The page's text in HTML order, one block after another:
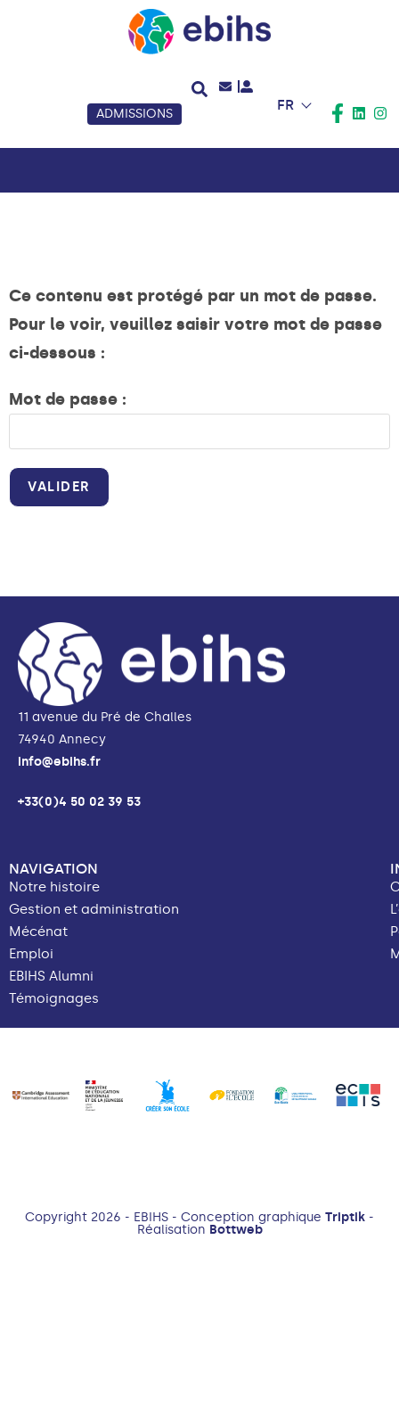
FR
ADMISSIONS
Ce contenu est protégé par un mot de passe.
Pour le voir, veuillez saisir votre mot de passe
ci-dessous :
Mot de passe :
11 avenue du Pré de Challes
74940 Annecy
info@ebihs.fr
+33(0)4 50 02 39 53
NAVIGATION
Notre histoire
Gestion et administration
Mécénat
Emploi
EBIHS Alumni
Témoignages
Copyright 2026 - EBIHS - Conception graphique Triptik -
Réalisation Bottweb